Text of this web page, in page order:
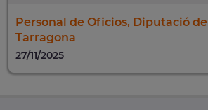
Personal de Oficios, Diputació de
Tarragona
27/11/2025